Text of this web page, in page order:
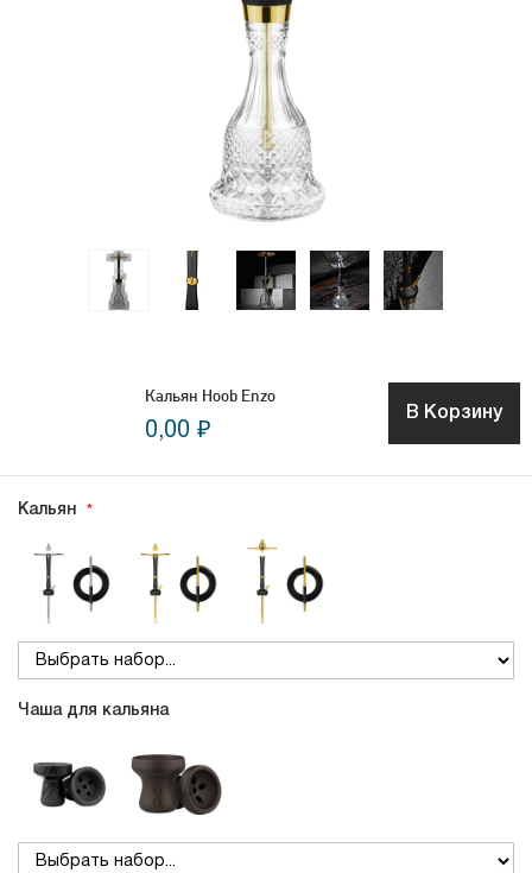
Кальян Hoob Enzo
0,00 ₽
В Корзину
Кальян
Чаша для кальяна